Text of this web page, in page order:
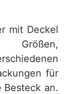
mit Deckel
für
Besteck an.